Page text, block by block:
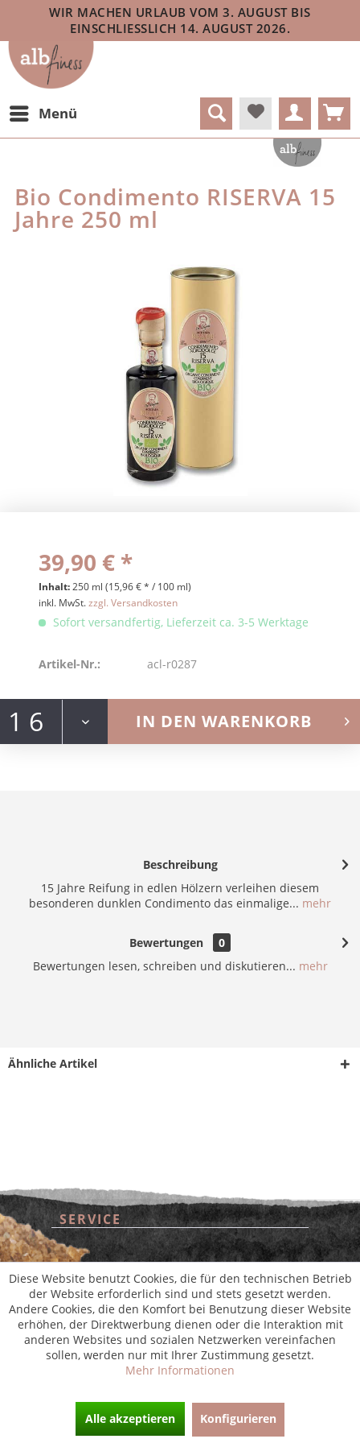
WIR MACHEN URLAUB VOM 3. AUGUST BIS
EINSCHLIESSLICH 14. AUGUST 2026.
Menü
Bio Condimento RISERVA 15
Jahre 250 ml
39,90 € *
Inhalt:250 ml (15,96 € * / 100 ml)
inkl. MwSt.zzgl. Versandkosten
Sofort versandfertig, Lieferzeit ca. 3-5 Werktage
IN DEN WARENKORB
Artikel-Nr.: acl-r0287
Beschreibung
15 Jahre Reifung in edlen Hölzern verleihen diesem
besonderen dunklen Condimento das einmalige... mehr
Bewertungen
0
Bewertungen lesen, schreiben und diskutieren... mehr
Ähnliche Artikel
SERVICE
SHOP SERVICE
INFORMATIONEN
NEWSLETTER
* Alle Preise inkl. gesetzl. Mehrwertsteuer zzgl.Versandkostenund ggf.
Nachnahmegebühren, wenn nicht anders beschrieben
aus der digitalenwollwinderei
Diese Website benutzt Cookies, die für den technischen Betrieb
der Website erforderlich sind und stets gesetzt werden.
Andere Cookies, die den Komfort bei Benutzung dieser Website
erhöhen, der Direktwerbung dienen oder die Interaktion mit
anderen Websites und sozialen Netzwerken vereinfachen
sollen, werden nur mit Ihrer Zustimmung gesetzt.
Mehr Informationen
Alle akzeptieren Konfigurieren